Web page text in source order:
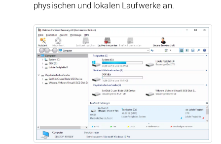
physischen und lokalen Laufwerke an.